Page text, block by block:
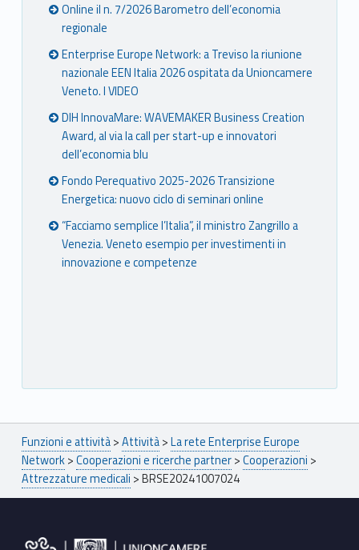
Online il n. 7/2026 Barometro dell’economia
regionale
Enterprise Europe Network: a Treviso la riunione
nazionale EEN Italia 2026 ospitata da Unioncamere
Veneto. I VIDEO
DIH InnovaMare: WAVEMAKER Business Creation
Award, al via la call per start-up e innovatori
dell’economia blu
Fondo Perequativo 2025-2026 Transizione
Energetica: nuovo ciclo di seminari online
“Facciamo semplice l’Italia”, il ministro Zangrillo a
Venezia. Veneto esempio per investimenti in
innovazione e competenze
Breadcrumbs navigation
Funzioni e attività>Attività>La rete Enterprise Europe
Network>Cooperazioni e ricerche partner>Cooperazioni >
Attrezzature medicali >BRSE20241007024